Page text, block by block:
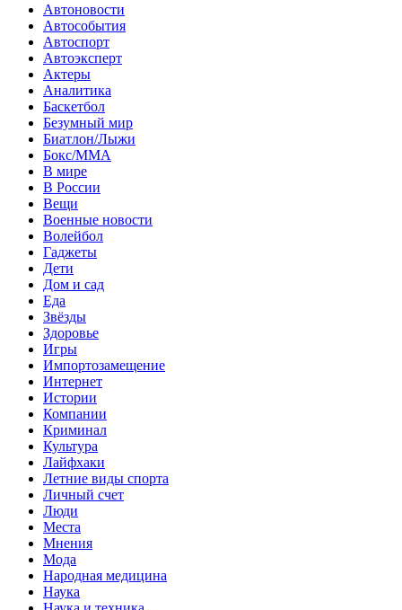
Автоновости
Автособытия
Автоспорт
Автоэксперт
Актеры
Аналитика
Баскетбол
Безумный мир
Биатлон/Лыжи
Бокс/MMA
В мире
В России
Вещи
Военные новости
Волейбол
Гаджеты
Дети
Дом и сад
Еда
Звёзды
Здоровье
Игры
Импортозамещение
Интернет
Истории
Компании
Криминал
Культура
Лайфхаки
Летние виды спорта
Личный счет
Люди
Места
Мнения
Мода
Народная медицина
Наука